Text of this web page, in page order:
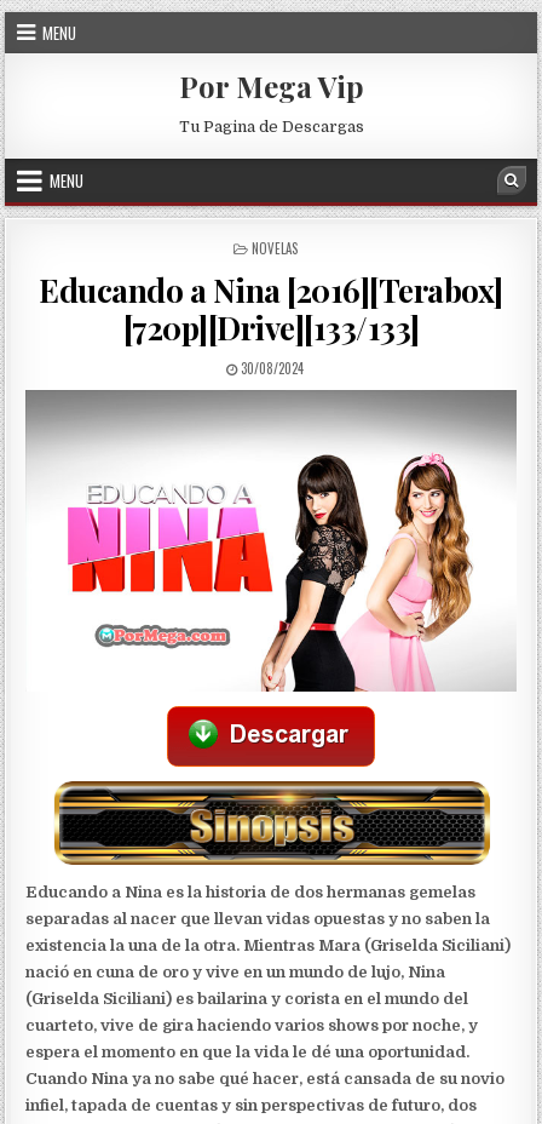
Skip to content
MENU
Por Mega Vip
Tu Pagina de Descargas
MENU
POSTED IN
NOVELAS
Educando a Nina [2016][Terabox]
[720p][Drive][133/133]
PUBLISHED DATE:
30/08/2024
Educando a Nina es la historia de dos hermanas gemelas
separadas al nacer que llevan vidas opuestas y no saben la
existencia la una de la otra. Mientras Mara (Griselda Siciliani)
nació en cuna de oro y vive en un mundo de lujo, Nina
(Griselda Siciliani) es bailarina y corista en el mundo del
cuarteto, vive de gira haciendo varios shows por noche, y
espera el momento en que la vida le dé una oportunidad.
Cuando Nina ya no sabe qué hacer, está cansada de su novio
infiel, tapada de cuentas y sin perspectivas de futuro, dos